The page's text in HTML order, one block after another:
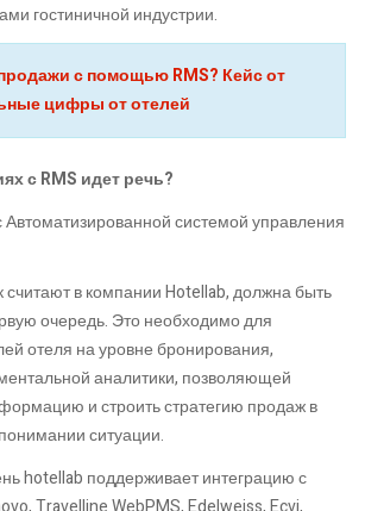
гостиничной индустрии.
с помощью RMS? Кейс от
цифры от отелей
с RMS идет речь?
Автоматизированной системой управления
считают в компании Hotellab, должна быть
очередь. Это необходимо для
отеля на уровне бронирования,
аналитики, позволяющей
и строить стратегию продаж в
ситуации.
hotellab поддерживает интеграцию с